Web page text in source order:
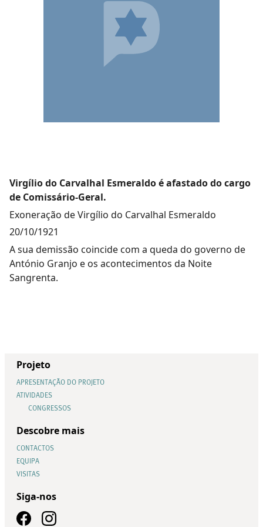
Virgílio do Carvalhal Esmeraldo é afastado do cargo
de Comissário-Geral.
Exoneração de Virgílio do Carvalhal Esmeraldo
20/10/1921
A sua demissão coincide com a queda do governo de
António Granjo e os acontecimentos da Noite
Sangrenta.
Projeto
APRESENTAÇÃO DO PROJETO
ATIVIDADES
CONGRESSOS
Descobre mais
CONTACTOS
EQUIPA
VISITAS
Siga-nos